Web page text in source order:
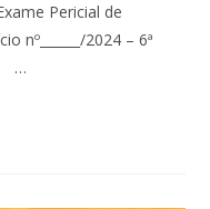
Pericial de
2024 – 6ª
…